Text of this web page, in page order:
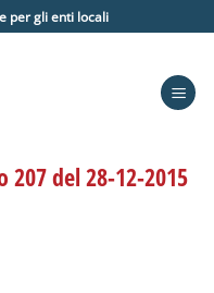
per gli enti locali
207 del 28-12-2015